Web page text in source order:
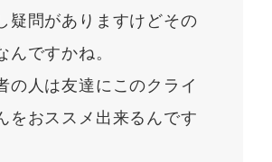
疑問がありますけどその
ですかね。
の人は友達にこのクライ
をおススメ出来るんです